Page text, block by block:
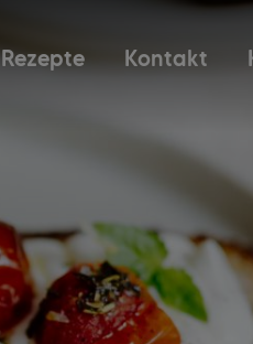
Rezepte Kontakt